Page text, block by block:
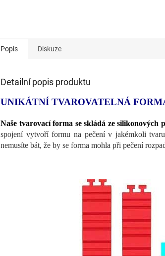
Popis Diskuze
Detailní popis produktu
UNIKÁTNÍ TVAROVATELNÁ
Naše tvarovací forma se skládá ze silikonových
spojení vytvoří formu na pečení v jakémkoli
nemusíte bát, že by se forma mohla při pečení